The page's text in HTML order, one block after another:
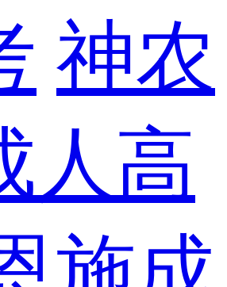
神农
人高